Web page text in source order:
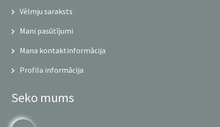
Vēlmju saraksts
Mani pasūtījumi
Mana kontaktinformācija
Profila informācija
Seko mums